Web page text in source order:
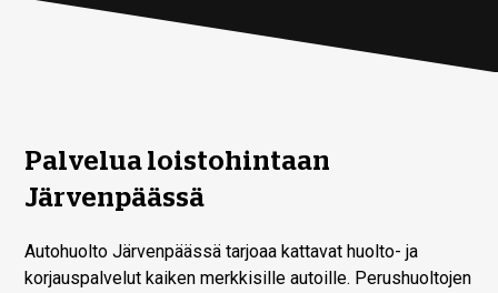
Palvelua loistohintaan
Järvenpäässä
Autohuolto Järvenpäässä tarjoaa kattavat huolto- ja
korjauspalvelut kaiken merkkisille autoille. Perushuoltojen